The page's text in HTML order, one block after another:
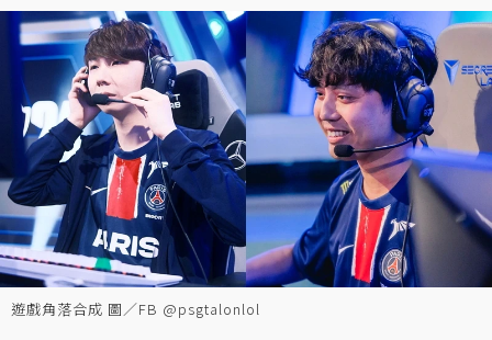
遊戲角落合成 圖／FB @psgtalonlol